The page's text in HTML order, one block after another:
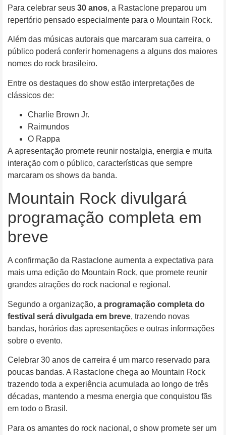
Para celebrar seus 30 anos, a Rastaclone preparou um
repertório pensado especialmente para o Mountain Rock.
Além das músicas autorais que marcaram sua carreira, o
público poderá conferir homenagens a alguns dos maiores
nomes do rock brasileiro.
Entre os destaques do show estão interpretações de
clássicos de:
Charlie Brown Jr.
Raimundos
O Rappa
A apresentação promete reunir nostalgia, energia e muita
interação com o público, características que sempre
marcaram os shows da banda.
Mountain Rock divulgará
programação completa em
breve
A confirmação da Rastaclone aumenta a expectativa para
mais uma edição do Mountain Rock, que promete reunir
grandes atrações do rock nacional e regional.
Segundo a organização, a programação completa do
festival será divulgada em breve, trazendo novas
bandas, horários das apresentações e outras informações
sobre o evento.
Celebrar 30 anos de carreira é um marco reservado para
poucas bandas. A Rastaclone chega ao Mountain Rock
trazendo toda a experiência acumulada ao longo de três
décadas, mantendo a mesma energia que conquistou fãs
em todo o Brasil.
Para os amantes do rock nacional, o show promete ser um